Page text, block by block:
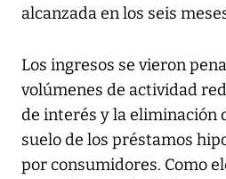
alcanzada en los seis
Los ingresos se vieron
volúmenes de actividad
de interés y la eliminación
suelo de los préstamos
por consumidores. Como